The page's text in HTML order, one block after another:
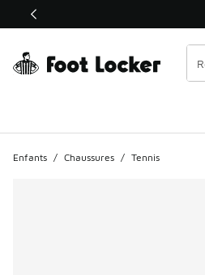
Ce lien ouvrira une nouvelle fenêtre
Enfants / Chaussures / Tennis